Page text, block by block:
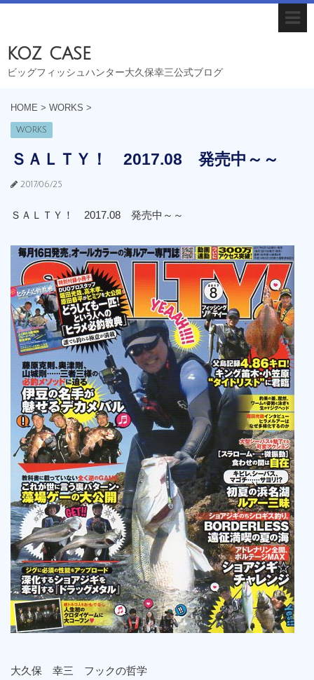
koz case
ビッグフィッシュハンター大久保幸三公式ブログ
HOME > WORKS >
WORKS
ＳＡＬＴＹ！ 2017.08 発売中～～
2017/06/25
ＳＡＬＴＹ！ 2017.08 発売中～～
大久保 幸三 フックの哲学